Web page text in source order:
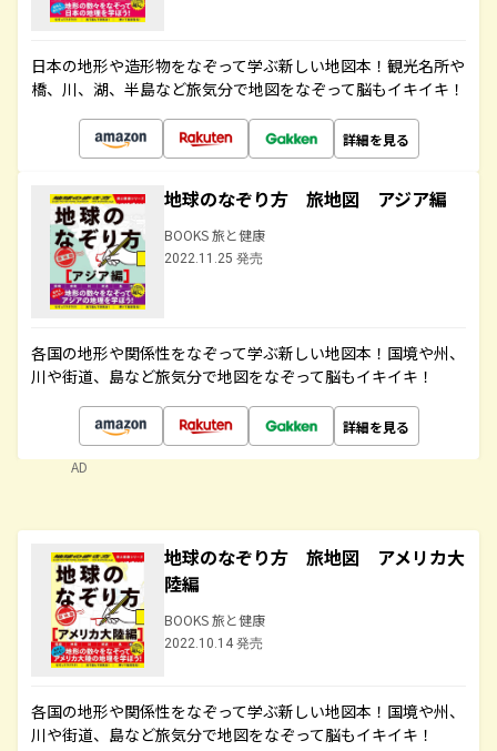
日本の地形や造形物をなぞって学ぶ新しい地図本！観光名所や
橋、川、湖、半島など旅気分で地図をなぞって脳もイキイキ！
詳細を見る
地球のなぞり方 旅地図 アジア編
BOOKS 旅と健康
2022.11.25 発売
各国の地形や関係性をなぞって学ぶ新しい地図本！国境や州、
川や街道、島など旅気分で地図をなぞって脳もイキイキ！
詳細を見る
AD
地球のなぞり方 旅地図 アメリカ大
陸編
BOOKS 旅と健康
2022.10.14 発売
各国の地形や関係性をなぞって学ぶ新しい地図本！国境や州、
川や街道、島など旅気分で地図をなぞって脳もイキイキ！